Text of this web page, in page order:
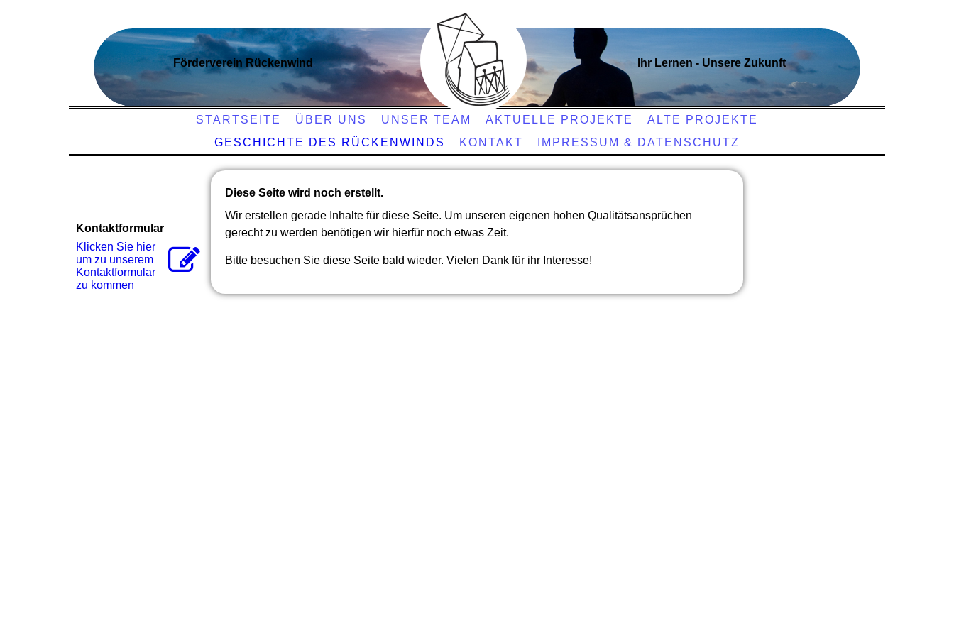
Förderverein Rückenwind Ihr Lernen - Unsere Zukunft
STARTSEITE ÜBER UNS UNSER TEAM AKTUELLE PROJEKTE
ALTE PROJEKTE
GESCHICHTE DES RÜCKENWINDS
KONTAKT IMPRESSUM & DATENSCHUTZ
Diese Seite wird noch erstellt.
Wir erstellen gerade Inhalte für diese Seite. Um unseren eigenen hohen Qualitätsansprüchen
gerecht zu werden benötigen wir hierfür noch etwas Zeit.
Bitte besuchen Sie diese Seite bald wieder. Vielen Dank für ihr Interesse!
Kontaktformular
Klicken Sie hier
um zu unserem
Kon­takt­for­mu­lar
zu kommen